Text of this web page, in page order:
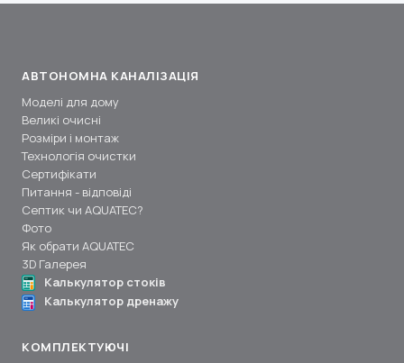
АВТОНОМНА КАНАЛІЗАЦІЯ
Моделі для дому
Великі очисні
Розміри і монтаж
Технологія очистки
Сертифікати
Питання - відповіді
Септик чи AQUATEC?
Фото
Як обрати AQUATEC
3D Галерея
Калькулятор стоків
Калькулятор дренажу
КОМПЛЕКТУЮЧІ